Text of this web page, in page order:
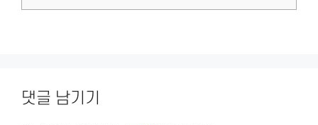
댓글 남기기